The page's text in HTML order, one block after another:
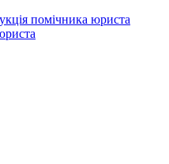
помічника юриста